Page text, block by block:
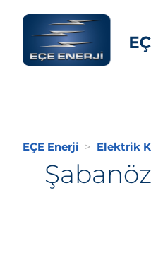
EÇE Enerji Elektrik